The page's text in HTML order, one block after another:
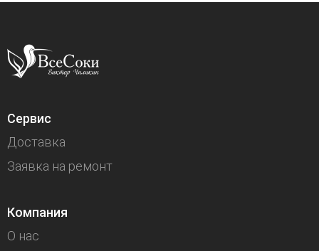
Сервис
Доставка
Заявка на ремонт
Компания
О нас